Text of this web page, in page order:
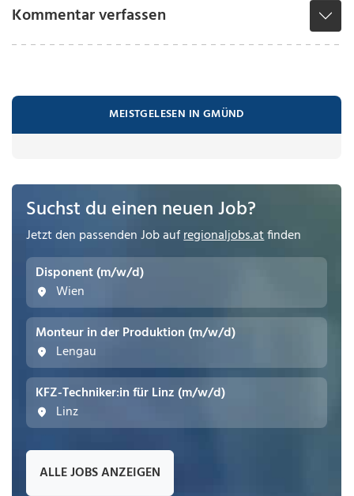
Kommentar verfassen
MEISTGELESEN IN GMÜND
Suchst du einen neuen Job?
Jetzt den passenden Job aufregionaljobs.atfinden
Disponent (m/w/d)
Wien
Monteur in der Produktion (m/w/d)
Lengau
KFZ-Techniker:in für Linz (m/w/d)
Linz
ALLE JOBS ANZEIGEN